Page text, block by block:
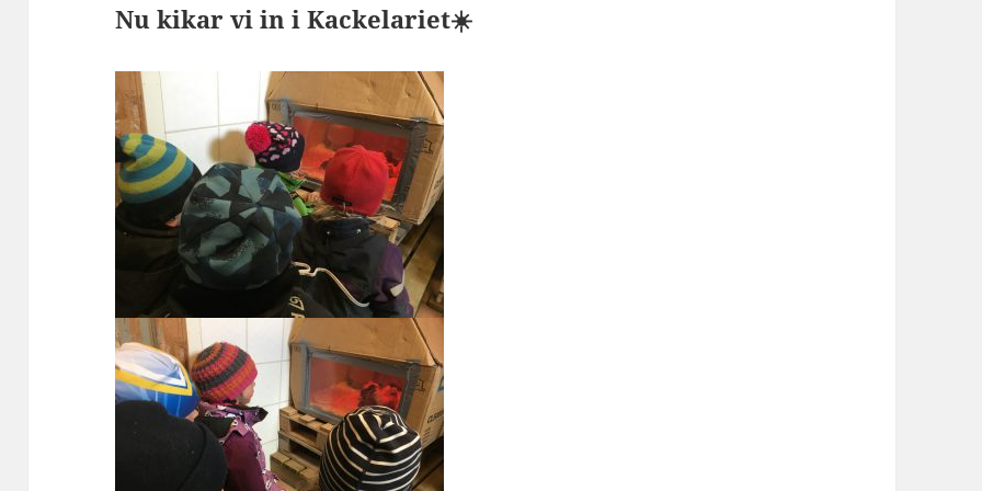
Nu kikar vi in i Kackelariet☀️